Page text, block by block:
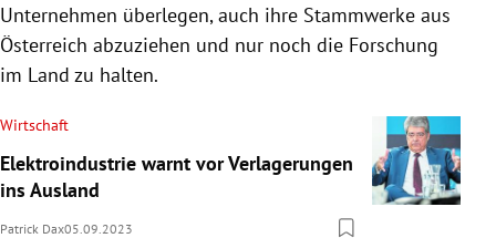
Unternehmen überlegen, auch ihre Stammwerke aus
Österreich abzuziehen und nur noch die Forschung
im Land zu halten.
Wirtschaft
Elektroindustrie warnt vor Verlagerungen
ins Ausland
Patrick Dax05.09.2023